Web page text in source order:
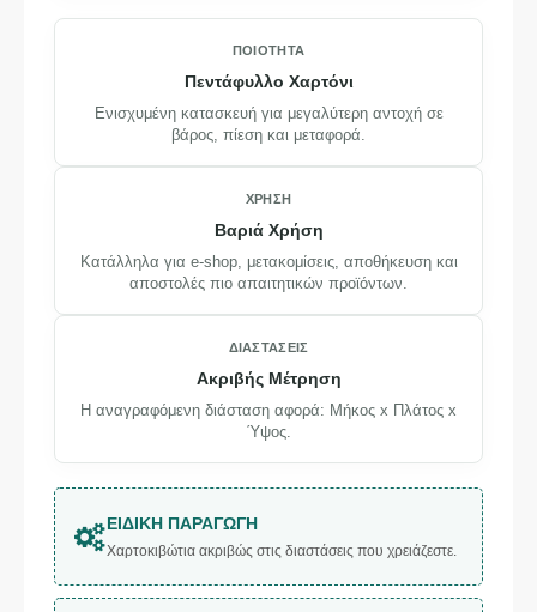
ΠΟΙΌΤΗΤΑ
Πεντάφυλλο Χαρτόνι
Ενισχυμένη κατασκευή για μεγαλύτερη αντοχή σε
βάρος, πίεση και μεταφορά.
ΧΡΉΣΗ
Βαριά Χρήση
Κατάλληλα για e-shop, μετακομίσεις, αποθήκευση και
αποστολές πιο απαιτητικών προϊόντων.
ΔΙΑΣΤΆΣΕΙΣ
Ακριβής Μέτρηση
Η αναγραφόμενη διάσταση αφορά: Μήκος x Πλάτος x
Ύψος.
ΕΙΔΙΚΉ ΠΑΡΑΓΩΓΉ
Χαρτοκιβώτια ακριβώς στις διαστάσεις που χρειάζεστε.